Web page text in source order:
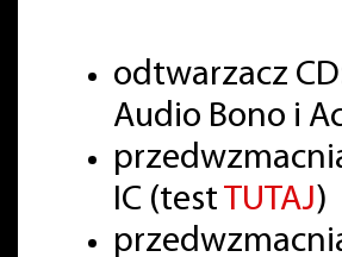
odtwarzacz
Audio Bono i
IC (test
TUTAJ)